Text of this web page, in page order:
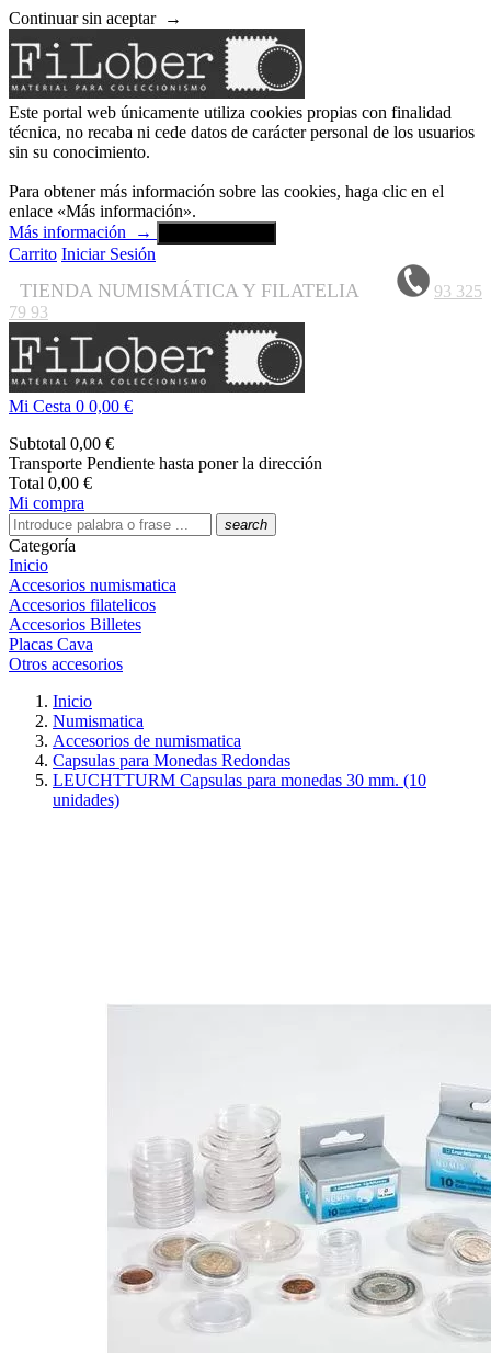
Continuar sin aceptar →
Este portal web únicamente utiliza cookies propias con finalidad
técnica, no recaba ni cede datos de carácter personal de los usuarios
sin su conocimiento.
Para obtener más información sobre las cookies, haga clic en el
enlace «Más información».
Más información
→
Carrito Iniciar Sesión
TIENDA NUMISMÁTICA Y FILATELIA
93 325
79 93
Mi Cesta 0 0,00 €
Subtotal 0,00 €
Transporte Pendiente hasta poner la dirección
Total 0,00 €
Mi compra
search
Categoría
Inicio
Accesorios numismatica
Accesorios filatelicos
Accesorios Billetes
Placas Cava
Otros accesorios
Inicio
Numismatica
Accesorios de numismatica
Capsulas para Monedas Redondas
LEUCHTTURM Capsulas para monedas 30 mm. (10
unidades)